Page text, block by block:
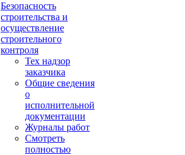
Безопасность
строительства и
осуществление
строительного
контроля
Тех надзор
заказчика
Общие сведения
о
исполнительной
документации
Журналы работ
Смотреть
полностью